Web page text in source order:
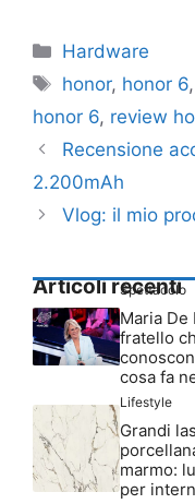
Categorie
Hardware
Tag
honor, honor 6,
honor 6, review
Recensione
2.200mAh
Vlog: il mio
Articoli recenti
Spettacolo
Maria De
fratello
cosa fa
Lifestyle
Grandi
marmo:
per